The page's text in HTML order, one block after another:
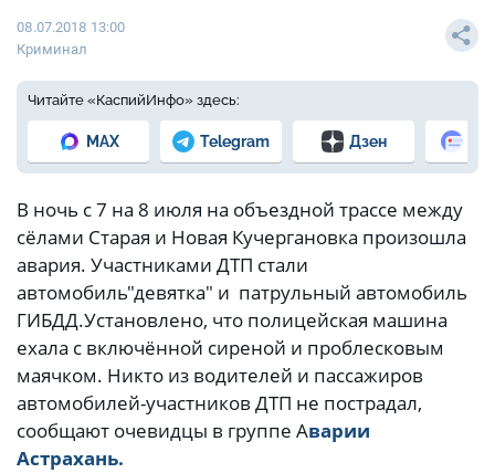
08.07.2018 13:00
Криминал
Читайте «КаспийИнфо» здесь:
MAX Telegram Дзен
В ночь с 7 на 8 июля на объездной трассе между
сёлами Старая и Новая Кучергановка произошла
авария. Участниками ДТП стали
автомобиль"девятка" и патрульный автомобиль
ГИБДД.Установлено, что полицейская машина
ехала с включённой сиреной и проблесковым
маячком. Никто из водителей и пассажиров
автомобилей-участников ДТП не пострадал,
сообщают очевидцы в группе Аварии
Астрахань.